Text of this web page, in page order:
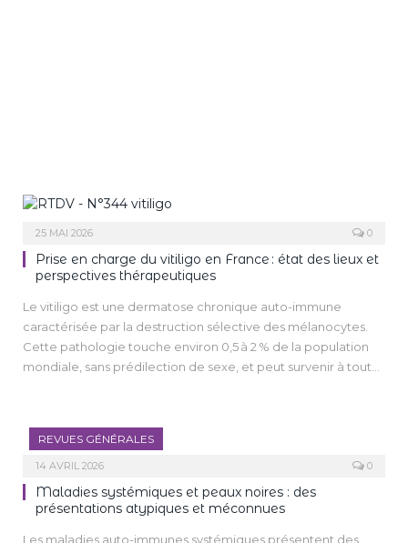
25 MAI 2026 0
Prise en charge du vitiligo en France : état des lieux et
perspectives thérapeutiques
Le vitiligo est une dermatose chronique auto-immune
caractérisée par la destruction sélective des mélanocytes.
Cette pathologie touche environ 0,5 à 2 % de la population
mondiale, sans prédilection de sexe, et peut survenir à tout
un enjeu de santé publique en raison de son impact
psychosocial majeur et de sa prise en charge thérapeutique
complexe [1].
La compréhension récente des mécanismes
physiopathologiques du vitiligo, notamment l’implication de
REVUES GÉNÉRALES
14 AVRIL 2026 0
Maladies systémiques et peaux noires : des
présentations atypiques et méconnues
Les maladies auto-immunes systémiques présentent des